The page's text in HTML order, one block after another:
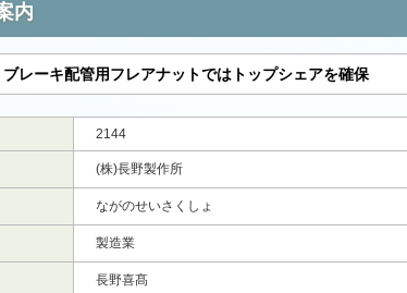
内
ブレーキ配管用フレアナットではトップシェアを確保
2144
(株)長野製作所
ながのせいさくしょ
製造業
長野喜髙